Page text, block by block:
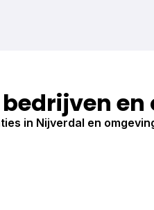
in Nijverdal en